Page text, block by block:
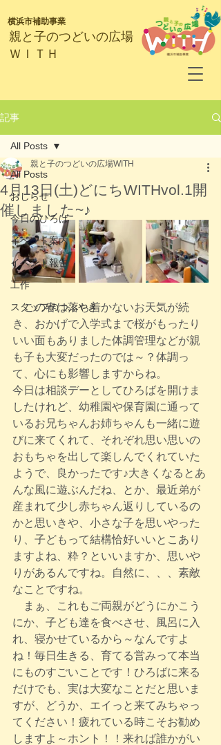
​親と子のつどいの広場
ＷＩＴＨ
横浜市補助事業
記事
All Posts
おしらせ
今日のひろば
イベント案内
イベント報告
工作
スタッフのつぶやき
All Posts
4月13日(土)どにちWITHvol.1開
催しました~♪
親と子のつどいの広場WITH
この春は落ち着かないお天気が続
き、おかげで入学式まで桜がもったり
いい面もありました体調管理などが親
も子も大変だったのでは～？体調っ
て、心にも影響しますからね。
今日は相談デーとしてひろばを開けま
したけれど、幼稚園や保育園に通って
いるお兄ちゃんお姉ちゃんも一緒に遊
びに来てくれて、それぞれ思い思いの
おもちゃを出して楽しんでくれていた
ようで、良かったです♪大きくなるとあ
んな風に遊ぶんだね、とか、最近弟が
産まれて少し赤ちゃん返りしているの
かと思いきや、小さな子を思いやった
り、子どもって結構恰好いいとこあり
ますよね、粋？といいますか、思いや
りがあるんですね。自然に、、、素敵
なことですね。
まぁ、これもご両親がどうにかこう
にか、子ども達を食べさせ、風呂に入
れ、寝かせているから～なんですよ
ね！毎日生きる、育てる営みって本当
にものすごいことです！ひろばに来る
だけでも、実は大変なことだと思いま
すが、どうか、エイっと来てみちゃっ
てください！疲れている時こそお勧め
しますよ～ホント！！来れば誰かがい